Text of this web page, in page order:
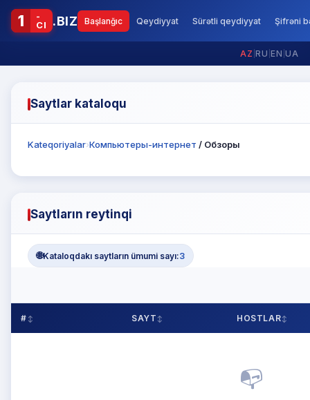
1
-
CI
.BIZ Başlanğıc Qeydiyyat Sürətli qeydiyyat Şifrəni
AZ RU EN UA
Saytlar kataloqu
Kateqoriyalar›Компьютеры-интернет / Обзоры
Saytların reytinqi
🌐Kataloqdakı saytların ümumi sayı:3
# SAYT HOSTLAR
📭